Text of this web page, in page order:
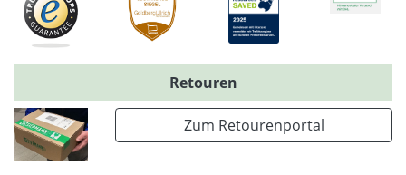
Retouren
Zum Retourenportal